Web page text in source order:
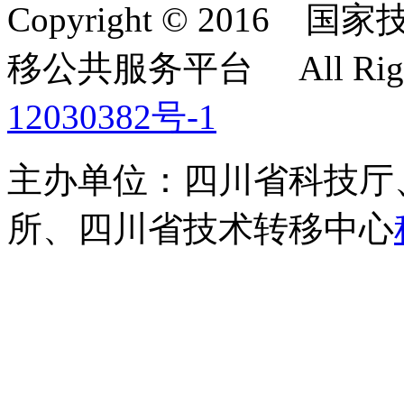
Copyright © 2016 国家
移公共服务平台 All
12030382号-1
主办单位：四川省科技
所、四川省技术转移中心